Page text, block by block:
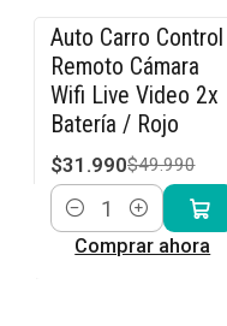
-36% OFF
Auto Carro Control
Remoto Cámara
Wifi Live Video 2x
Batería / Rojo
$31.990$49.990
Cantidad
Comprar ahora